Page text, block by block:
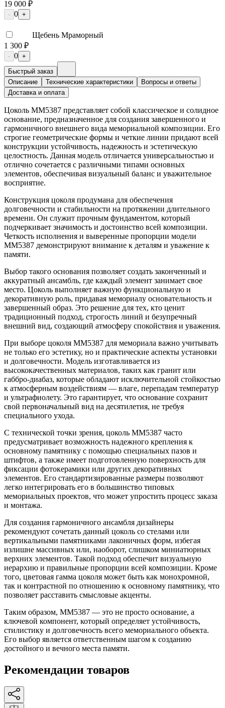
19 000 ₽
- 0 +
Щебень Мраморный
1 300 ₽
- 0 +
Быстрый заказ
Описание
Технические характеристики
Вопросы и ответы
Доставка и оплата
Цоколь ММ5387 представляет собой классическое и солидное
основание, предназначенное для создания завершенного и
гармоничного внешнего вида мемориальной композиции. Его
строгие геометрические формы и четкие линии придают всей
конструкции устойчивость, надежность и эстетическую
целостность. Данная модель отличается универсальностью и
отлично сочетается с различными типами основных
элементов, обеспечивая визуальный баланс и уважительное
восприятие.
Конструкция цоколя продумана для обеспечения
долговечности и стабильности на протяжении длительного
времени. Он служит прочным фундаментом, который
подчеркивает значимость и достоинство всей композиции.
Четкость исполнения и выверенные пропорции модели
ММ5387 демонстрируют внимание к деталям и уважение к
памяти.
Выбор такого основания позволяет создать законченный и
аккуратный ансамбль, где каждый элемент занимает свое
место. Цоколь выполняет важную функциональную и
декоративную роль, придавая мемориалу основательность и
завершенный образ. Это решение для тех, кто ценит
традиционный подход, строгость линий и безупречный
внешний вид, создающий атмосферу спокойствия и уважения.
При выборе цоколя ММ5387 для мемориала важно учитывать
не только его эстетику, но и практические аспекты установки
и долговечности. Модель изготавливается из
высококачественных материалов, таких как гранит или
габбро-диабаз, которые обладают исключительной стойкостью
к атмосферным воздействиям — влаге, перепадам температур
и ультрафиолету. Это гарантирует, что основание сохранит
свой первоначальный вид на десятилетия, не требуя
специального ухода.
С технической точки зрения, цоколь ММ5387 часто
предусматривает возможность надежного крепления к
основному памятнику с помощью специальных пазов и
штифтов, а также имеет подготовленную поверхность для
фиксации фотокерамики или других декоративных
элементов. Его стандартизированные размеры позволяют
легко интегрировать его в большинство типовых
мемориальных проектов, что может упростить процесс заказа
и монтажа.
Для создания гармоничного ансамбля дизайнеры
рекомендуют сочетать данный цоколь со стелами или
вертикальными памятниками лаконичных форм, избегая
излишне массивных или, наоборот, слишком миниатюрных
верхних элементов. Такой подход обеспечит визуальную
иерархию и правильные пропорции всей композиции. Кроме
того, цветовая гамма цоколя может быть как монохромной,
так и контрастной по отношению к основному памятнику, что
позволяет расставить смысловые акценты.
Таким образом, ММ5387 — это не просто основание, а
ключевой компонент, который определяет устойчивость,
стилистику и долговечность всего мемориального объекта.
Его выбор является ответственным шагом к созданию
достойного и вечного места памяти.
Рекомендации товаров